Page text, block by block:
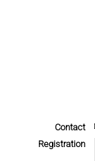
Contact
Registration